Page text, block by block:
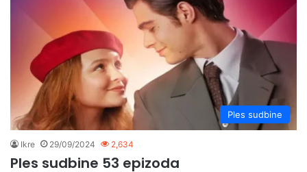
Ples sudbine
Ikre 29/09/2024 2,634
Ples sudbine 53 epizoda